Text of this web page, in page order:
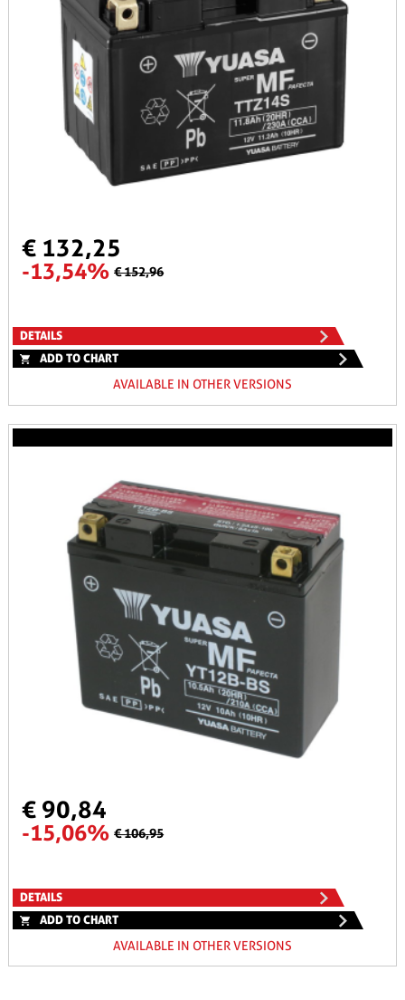
€ 132,25
-13,54% € 152,96
DETAILS
ADD TO CHART
AVAILABLE IN OTHER VERSIONS
€ 90,84
-15,06% € 106,95
DETAILS
ADD TO CHART
AVAILABLE IN OTHER VERSIONS